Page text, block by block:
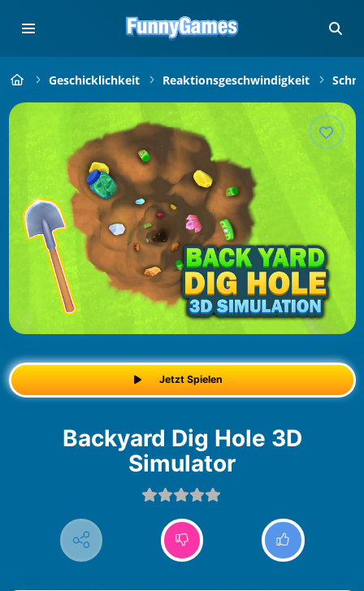
Geschicklichkeit Reaktionsgeschwindigkeit
Jetzt Spielen
Backyard Dig Hole 3D
Simulator